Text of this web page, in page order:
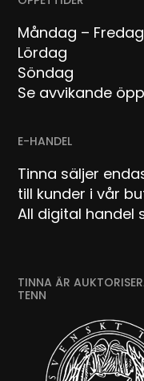
Måndag –
Lördag
Söndag
Se avvikande
E-HANDEL
Tinna säljer
till kunder i vår
All digital handel
TINNA ÄR
TENN